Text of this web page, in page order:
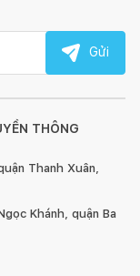
gian phòng ngủ.
THÔNG
Thanh Xuân,
Khánh, quận Ba
Gửi